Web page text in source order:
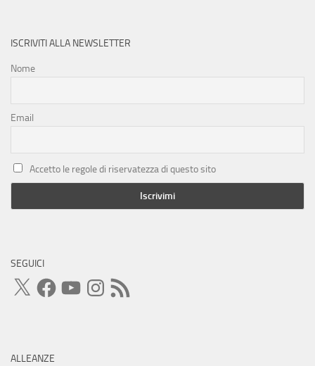
ISCRIVITI ALLA NEWSLETTER
Nome
Email
Accetto le regole di riservatezza di questo sito
SEGUICI
X FacebookYouTubeInstagram
Feed
RSS
ALLEANZE